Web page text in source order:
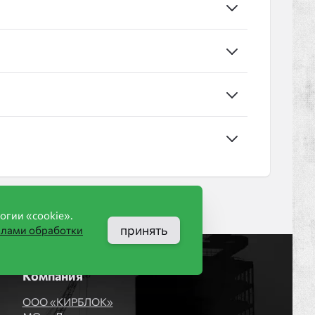
Компания
ООО «КИРБЛОК»
«cookie».
обработки
принять